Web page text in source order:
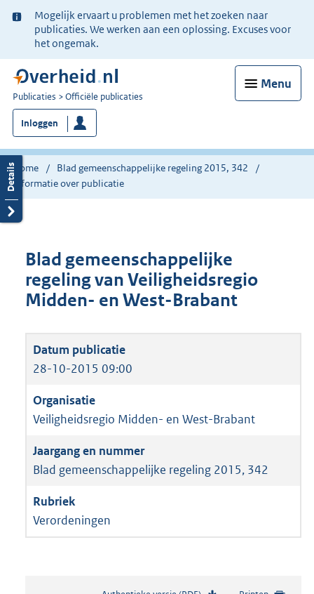
Ter
informatie:
Mogelijk ervaart u problemen met het zoeken naar
publicaties. We werken aan een oplossing. Excuses voor
het ongemak.
Menu
U
bent
nu
hier:
Publicaties Officiële publicaties
Inloggen
Home
Blad gemeenschappelijke regeling 2015, 342
Informatie over publicatie
Blad gemeenschappelijke
regeling van Veiligheidsregio
Midden- en West-Brabant
28-10-2015 09:00
Veiligheidsregio Midden- en West-Brabant
Blad gemeenschappelijke regeling 2015, 342
Verordeningen